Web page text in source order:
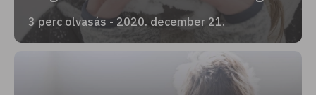
3 perc olvasás - 2020. december 21.